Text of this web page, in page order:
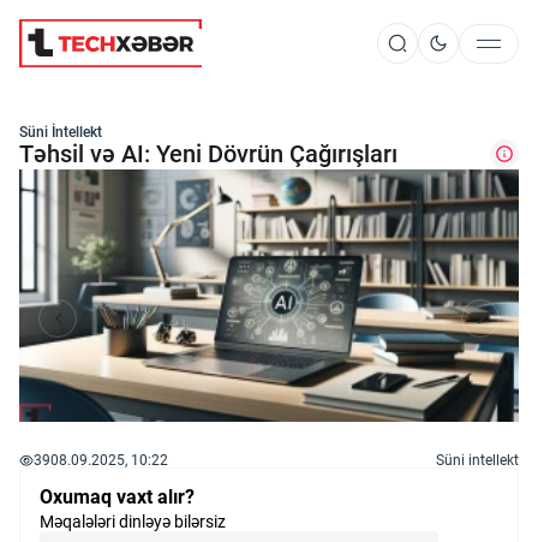
Süni İntellekt
Elm və Kosmos
Texnoloji İnkişaf
İnnovasiya və Startaplar
Robot və Cihazlar
Süni İntellekt
Təhsil və AI: Yeni Dövrün Çağırışları
3908.09.2025, 10:22 Süni intellekt
Oxumaq vaxt alır?
Məqalələri dinləyə bilərsiz